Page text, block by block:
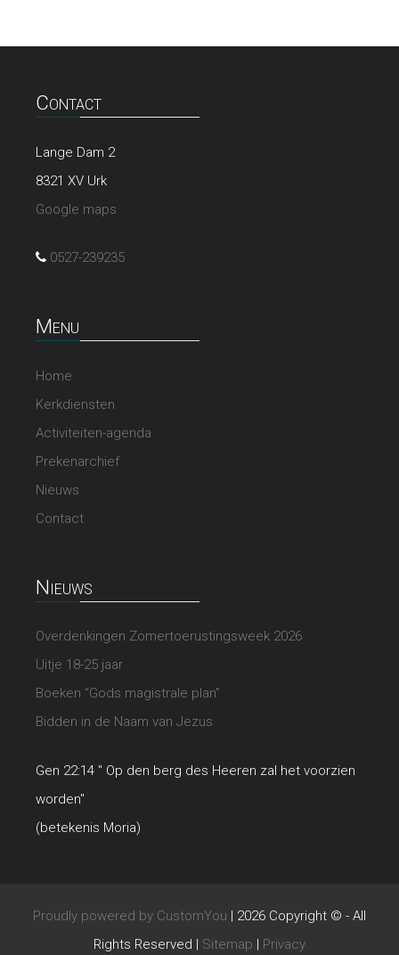
Contact
Lange Dam 2
8321 XV Urk
Google maps
0527-239235
Menu
Home
Kerkdiensten
Activiteiten-agenda
Prekenarchief
Nieuws
Contact
Nieuws
Overdenkingen Zomertoerustingsweek 2026
Uitje 18-25 jaar
Boeken “Gods magistrale plan”
Bidden in de Naam van Jezus
Gen 22:14 " Op den berg des Heeren zal het voorzien
worden"
(betekenis Moria)
Proudly powered by CustomYou | 2026 Copyright © - All
Rights Reserved | Sitemap | Privacy